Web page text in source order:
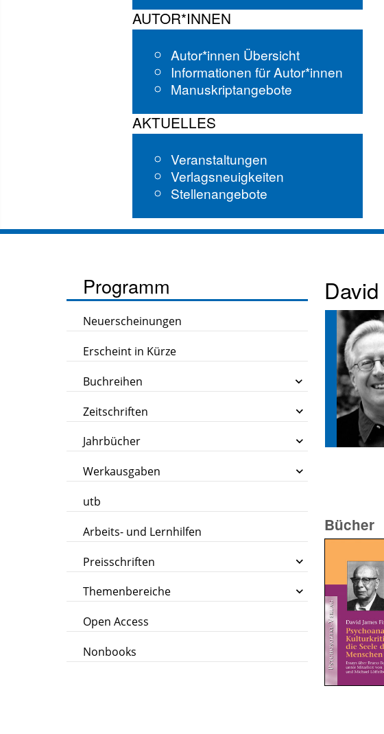
AUTOR*INNEN
Autor*innen Übersicht
Informationen für Autor*innen
Manuskriptangebote
AKTUELLES
Veranstaltungen
Verlagsneuigkeiten
Stellenangebote
Programm
Neuerscheinungen
Erscheint in Kürze
Buchreihen
Zeitschriften
Jahrbücher
Werkausgaben
utb
Arbeits- und Lernhilfen
Preisschriften
Themenbereiche
Open Access
Nonbooks
Bücher